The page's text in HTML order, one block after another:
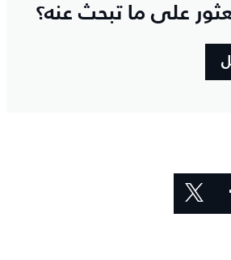
على ما تبحث عنه؟